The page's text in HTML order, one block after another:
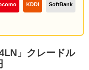
KDDI SoftBank
」クレードル